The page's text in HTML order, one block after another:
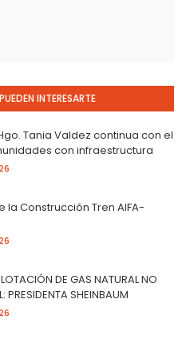
INTERESARTE
Tania Valdez continua con el
con infraestructura
Construcción Tren AIFA-
DE GAS NATURAL NO
PRESIDENTA SHEINBAUM